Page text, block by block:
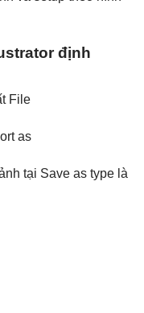
định
File
as
tại Save as type là